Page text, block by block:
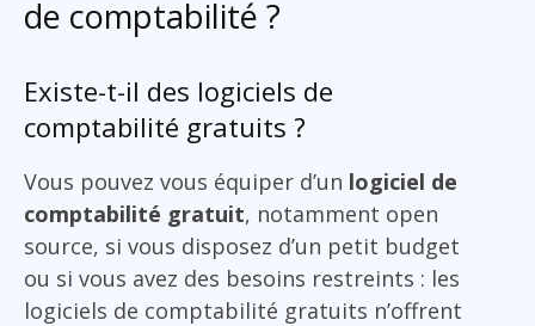
de comptabilité ?
Existe-t-il des logiciels de
comptabilité gratuits ?
Vous pouvez vous équiper d’un logiciel de
comptabilité gratuit, notamment open
source, si vous disposez d’un petit budget
ou si vous avez des besoins restreints : les
logiciels de comptabilité gratuits n’offrent